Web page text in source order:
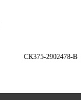
СК375-2902478-В